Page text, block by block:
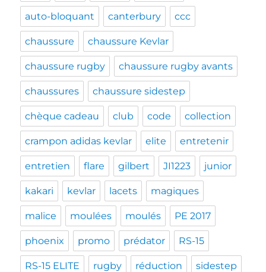
auto-bloquant canterbury ccc
chaussure chaussure Kevlar
chaussure rugby chaussure rugby avants
chaussures chaussure sidestep
chèque cadeau club code collection
crampon adidas kevlar elite entretenir
entretien flare gilbert JI1223 junior
kakari kevlar lacets magiques
malice moulées moulés PE 2017
phoenix promo prédator RS-15
RS-15 ELITE rugby réduction sidestep